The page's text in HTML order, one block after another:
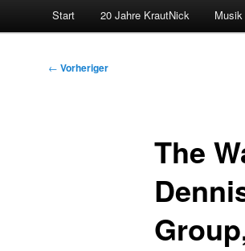
Start 20 Jahre KrautNick Musik
Beitragsnavigation
← Vorheriger
The